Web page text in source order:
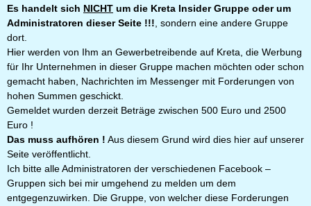
Es handelt sich NICHT um die Kreta Insider Gruppe oder um
Administratoren dieser Seite !!! , sondern eine andere Gruppe
dort.
Hier werden von Ihm an Gewerbetreibende auf Kreta, die Werbung
für Ihr Unternehmen in dieser Gruppe machen möchten oder schon
gemacht haben, Nachrichten im Messenger mit Forderungen von
hohen Summen geschickt.
Gemeldet wurden derzeit Beträge zwischen 500 Euro und 2500
Euro !
Das muss aufhören ! Aus diesem Grund wird dies hier auf unserer
Seite veröffentlicht.
Ich bitte alle Administratoren der verschiedenen Facebook –
Gruppen sich bei mir umgehend zu melden um dem
entgegenzuwirken. Die Gruppe, von welcher diese Forderungen